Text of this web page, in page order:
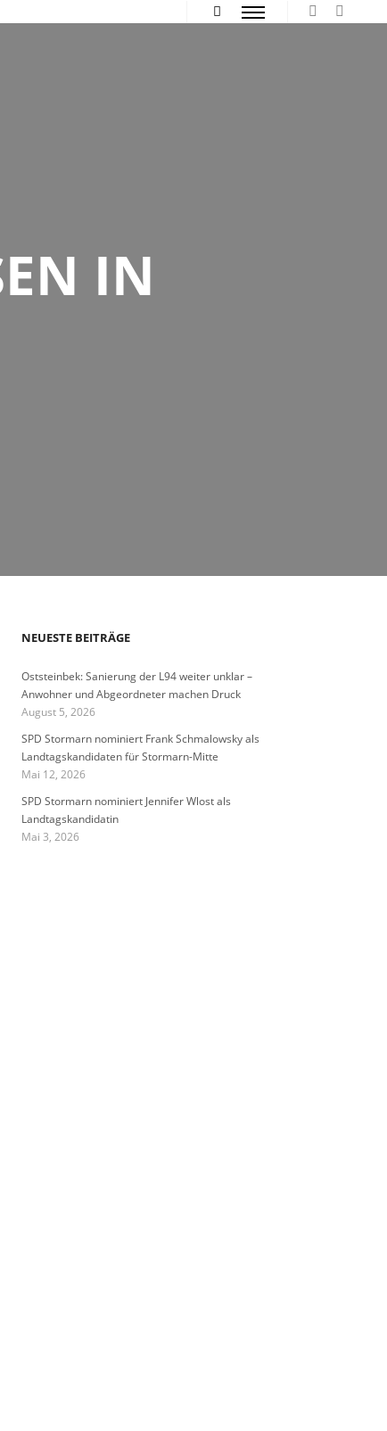
Hauptmenü
IN
NEUESTE BEITRÄGE
Oststeinbek: Sanierung der L94 weiter unklar –
Anwohner und Abgeordneter machen Druck
August 5, 2026
SPD Stormarn nominiert Frank Schmalowsky als
Landtagskandidaten für Stormarn-Mitte
Mai 12, 2026
SPD Stormarn nominiert Jennifer Wlost als
Landtagskandidatin
Mai 3, 2026